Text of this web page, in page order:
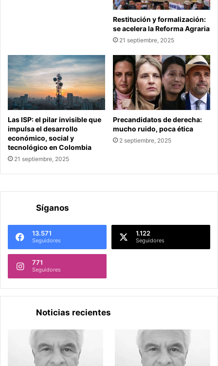
Restitución y formalización:
se acelera la Reforma Agraria
21 septiembre, 2025
Las ISP: el pilar invisible que
impulsa el desarrollo
económico, social y
tecnológico en Colombia
21 septiembre, 2025
Precandidatos de derecha:
mucho ruido, poca ética
2 septiembre, 2025
Síganos
13.571
Seguidores
1.122
Seguidores
771
Seguidores
Noticias recientes